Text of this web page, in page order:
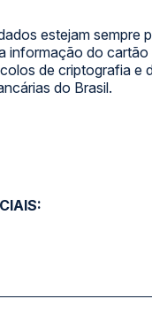
estejam sempre
informação do cartão
de criptografia e
do Brasil.